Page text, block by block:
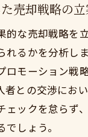
売却戦略の立
的な売却戦略を
れるかを分析し
ロモーション戦
者との交渉にお
ェックを怠らず
しょう。